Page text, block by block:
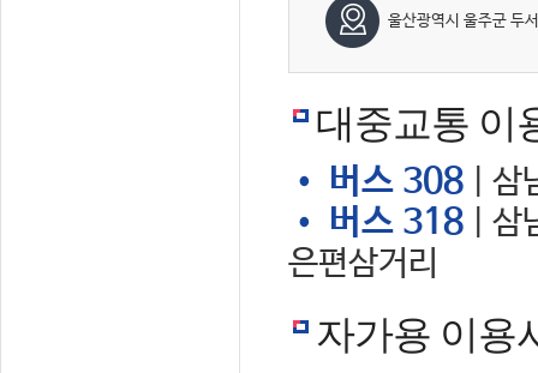
울산광역시 울주군 두
대중교통 이
• 버스 308 | 삼
• 버스 318 | 삼
은편삼거리
자가용 이용